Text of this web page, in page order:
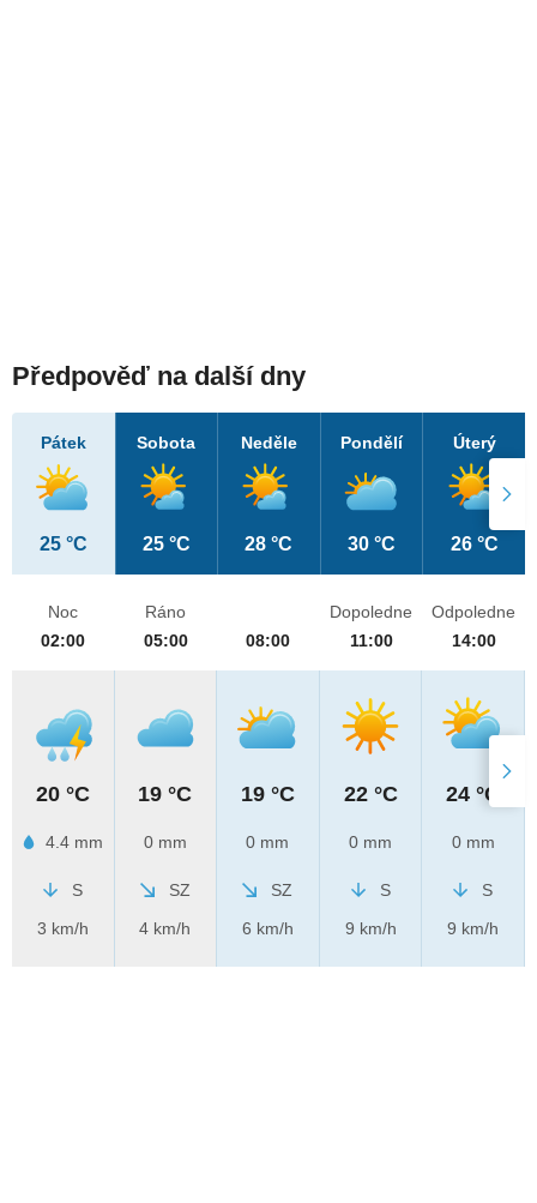
Předpověď na další dny
Pátek
25 °C
Sobota
25 °C
Neděle
28 °C
Pondělí
30 °C
Úterý
26 °C
Noc
02:00
20 °C
4.4 mm
S
3 km/h
Ráno
05:00
19 °C
0 mm
SZ
4 km/h
08:00
19 °C
0 mm
SZ
6 km/h
Dopoledne
11:00
22 °C
0 mm
S
9 km/h
Odpoledne
14:00
24 °C
0 mm
S
9 km/h